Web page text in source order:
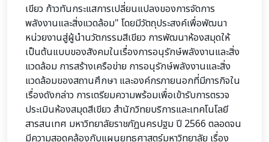
เขียว ก้าวทันกระแสการเปลี่ยนแปลงของการจัดการ
พลังงานและสิ่งแวดล้อม" โดยมีวัตถุประสงค์เพื่อพัฒนา
หน่วยงานสู่ผู้นำนวัตกรรมสีเขียว การพัฒนาห้องสมุดให้
เป็นต้นแบบของสังคมในเรื่องการอนุรักษ์พลังงานและสิ่ง
แวดล้อม การสร้างเครือข่าย การอนุรักษ์พลังงานและสิ่ง
แวดล้อมของสถานศึกษา และองค์กรภายนอกที่มีภารกิจใน
เรื่องดังกล่าว การเตรียมความพร้อมเพื่อเข้ารับการตรวจ
ประเมินห้องสมุดสีเขียว สำนักวิทยบริการและเทคโนโลยี
สารสนเทศ มหาวิทยาลัยราชภัฏนครปฐม ปี 2566 ตลอดจน
มีความสอดคล้องกับแผนยุทธศาสตร์มหาวิทยาลัย เรื่อง